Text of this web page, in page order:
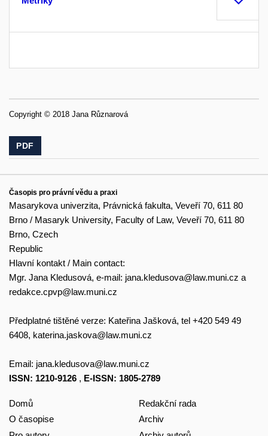
Copyright © 2018 Jana Různarová
PDF
Časopis pro právní vědu a praxi
Masarykova univerzita, Právnická fakulta, Veveří 70, 611 80
Brno / Masaryk University, Faculty of Law, Veveří 70, 611 80
Brno, Czech
Republic
Hlavní kontakt / Main contact:
Mgr. Jana Kledusová, e-mail: jana.kledusova@law.muni.cz a
redakce.cpvp@law.muni.cz
Předplatné tištěné verze: Kateřina Jašková, tel +420 549 49
6408, katerina.jaskova@law.muni.cz
Email: jana.kledusova@law.muni.cz
ISSN: 1210-9126 , E-ISSN: 1805-2789
Domů
O časopise
Redakční rada
Archiv